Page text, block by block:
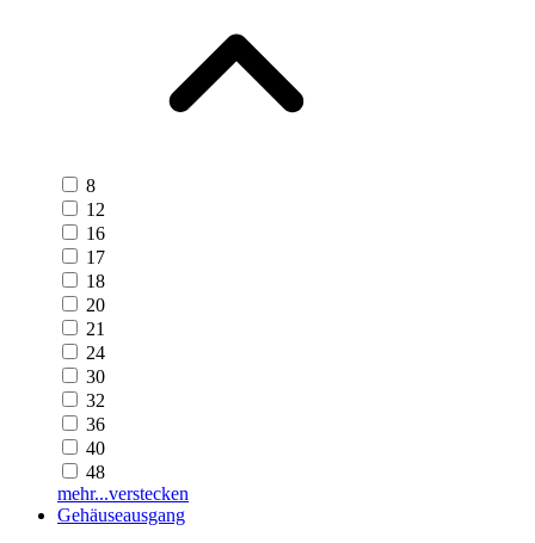
8
12
16
17
18
20
21
24
30
32
36
40
48
mehr...verstecken
Gehäuseausgang